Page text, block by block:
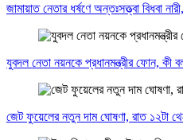
জামায়াত নেতার ধর্ষণে অন্তঃসত্ত্বা বিধবা
যুবদল নেতা নয়নকে প্রধানমন্ত্রীর ফোন, কী
জেট ফুয়েলের নতুন দাম ঘোষণা, রাত ১২টা